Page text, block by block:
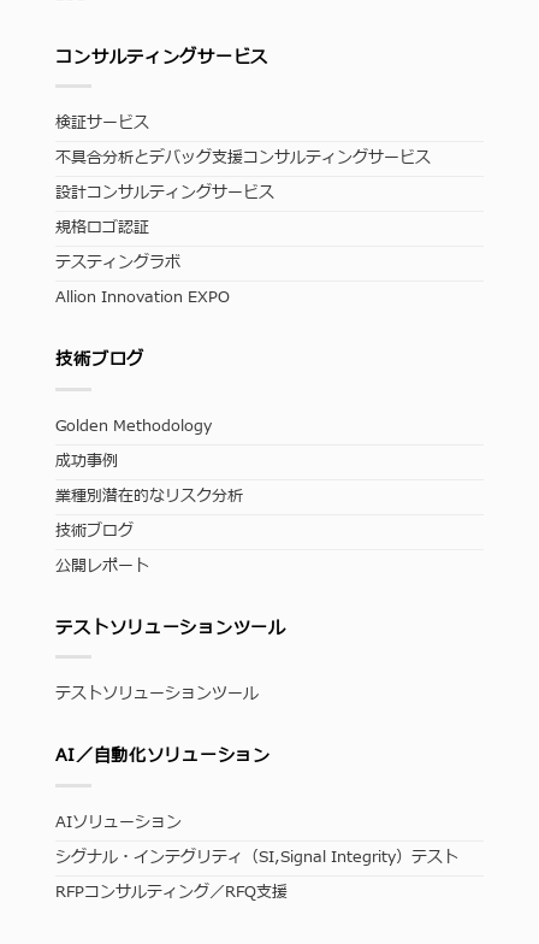
コンサルティングサービス
検証サービス
不具合分析とデバッグ支援コンサルティングサービス
設計コンサルティングサービス
規格ロゴ認証
テスティングラボ
Allion Innovation EXPO
技術ブログ
Golden Methodology
成功事例
業種別潜在的なリスク分析
技術ブログ
公開レポート
テストソリューションツール
テストソリューションツール
AI／自動化ソリューション
AIソリューション
シグナル・インテグリティ（SI,Signal Integrity）テスト
RFPコンサルティング／RFQ支援